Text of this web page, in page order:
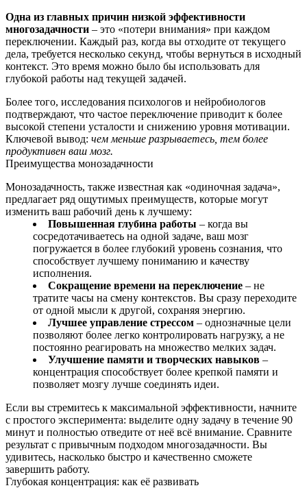
Одна из главных причин низкой эффективности
многозадачности – это «потери внимания» при каждом
переключении. Каждый раз, когда вы отходите от текущего
дела, требуется несколько секунд, чтобы вернуться в исходный
контекст. Это время можно было бы использовать для
глубокой работы над текущей задачей.
Более того, исследования психологов и нейробиологов
подтверждают, что частое переключение приводит к более
высокой степени усталости и снижению уровня мотивации.
Ключевой вывод: чем меньше разрываетесь, тем более
продуктивен ваш мозг.
Преимущества монозадачности
Монозадачность, также известная как «одиночная задача»,
предлагает ряд ощутимых преимуществ, которые могут
изменить ваш рабочий день к лучшему:
Повышенная глубина работы – когда вы
сосредотачиваетесь на одной задаче, ваш мозг
погружается в более глубокий уровень сознания, что
способствует лучшему пониманию и качеству
исполнения.
Сокращение времени на переключение – не
тратите часы на смену контекстов. Вы сразу переходите
от одной мысли к другой, сохраняя энергию.
Лучшее управление стрессом – однозначные цели
позволяют более легко контролировать нагрузку, а не
постоянно реагировать на множество мелких задач.
Улучшение памяти и творческих навыков –
концентрация способствует более крепкой памяти и
позволяет мозгу лучше соединять идеи.
Если вы стремитесь к максимальной эффективности, начните
с простого эксперимента: выделите одну задачу в течение 90
минут и полностью отведите от неё всё внимание. Сравните
результат с привычным подходом многозадачности. Вы
удивитесь, насколько быстро и качественно сможете
завершить работу.
Глубокая концентрация: как её развивать